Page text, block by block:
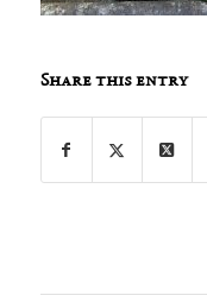
Share this entry